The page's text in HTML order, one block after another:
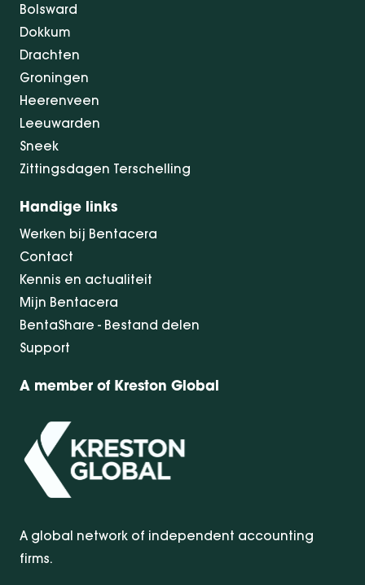
Bolsward
Dokkum
Drachten
Groningen
Heerenveen
Leeuwarden
Sneek
Zittingsdagen Terschelling
Handige links
Werken bij Bentacera
Contact
Kennis en actualiteit
Mijn Bentacera
BentaShare - Bestand delen
Support
A member of Kreston Global
A global network of independent accounting
firms.